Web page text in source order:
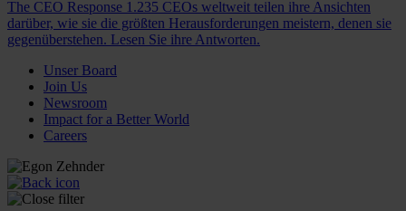
The CEO Response 1.235 CEOs weltweit teilen ihre Ansichten
darüber, wie sie die größten Herausforderungen meistern, denen sie
gegenüberstehen. Lesen Sie ihre Antworten.
Unser Board
Join Us
Newsroom
Impact for a Better World
Careers